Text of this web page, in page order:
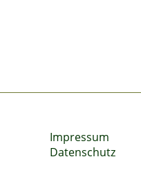
Impressum
Datenschutz